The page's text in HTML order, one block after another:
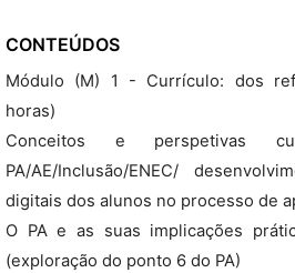
CONTEÚDOS
Módulo (M) 1 - Currículo: dos
horas)
Conceitos e perspetivas
PA/AE/Inclusão/ENEC/
digitais dos alunos no processo de
O PA e as suas implicações
(exploração do ponto 6 do PA)